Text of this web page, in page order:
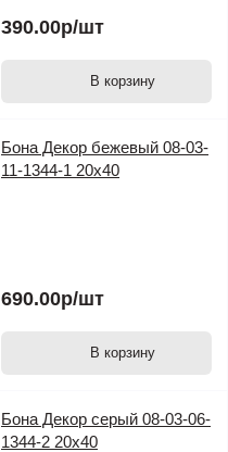
390.00р/шт
В корзину
Бона Декор бежевый 08-03-
11-1344-1 20х40
690.00р/шт
В корзину
Бона Декор серый 08-03-06-
1344-2 20х40